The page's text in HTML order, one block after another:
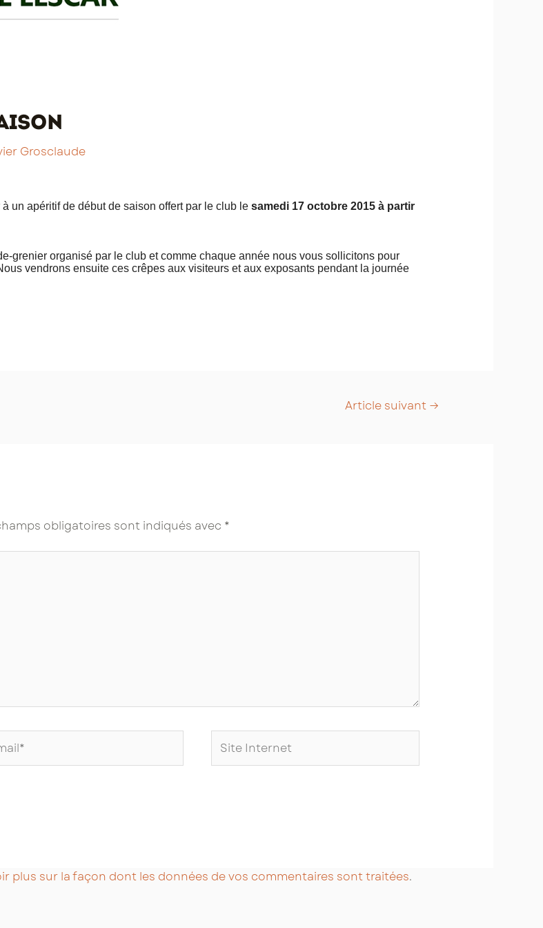
Grosclaude
un apéritif de début de saison offert par le club le samedi 17 octobre 2015 à partir
grenier organisé par le club et comme chaque année nous vous sollicitons pour
vendrons ensuite ces crêpes aux visiteurs et aux exposants pendant la journée
Article suivant →
obligatoires sont indiqués avec *
Internet
plus sur la façon dont les données de vos commentaires sont traitées.